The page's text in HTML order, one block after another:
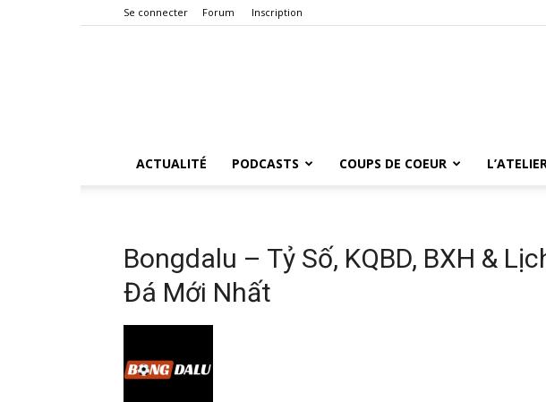
Se connecter Forum Inscription
ACTUALITÉ PODCASTS COUPS DE COEUR
Bongdalu – Tỷ Số, KQBD, BXH &
Đá Mới Nhất